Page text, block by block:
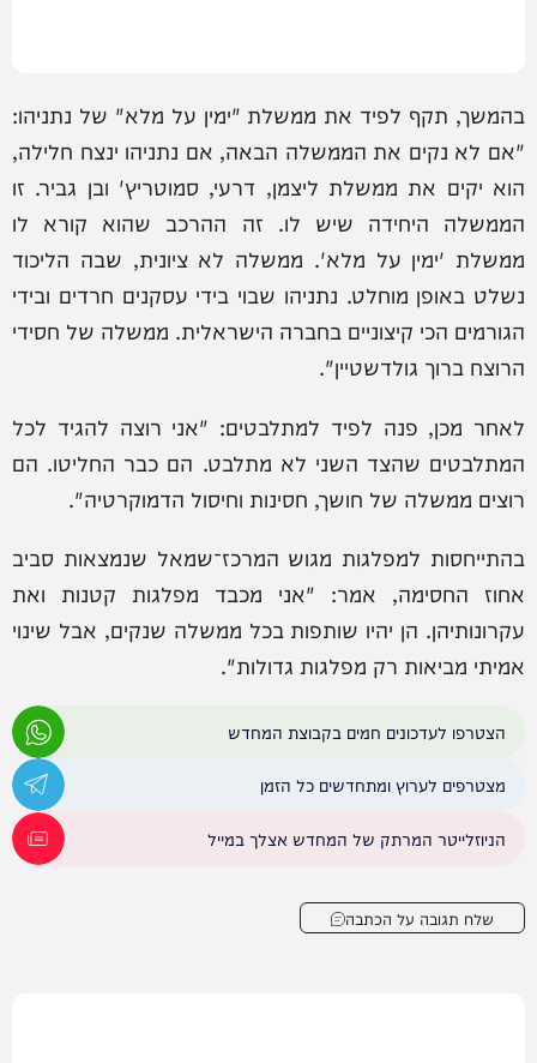
בהמשך, תקף לפיד את ממשלת "ימין על מלא" של נתניהו:
"אם לא נקים את הממשלה הבאה, אם נתניהו ינצח חלילה,
הוא יקים את ממשלת ליצמן, דרעי, סמוטריץ' ובן גביר. זו
הממשלה היחידה שיש לו. זה ההרכב שהוא קורא לו
ממשלת 'ימין על מלא'. ממשלה לא ציונית, שבה הליכוד
נשלט באופן מוחלט. נתניהו שבוי בידי עסקנים חרדים ובידי
הגורמים הכי קיצוניים בחברה הישראלית. ממשלה של חסידי
הרוצח ברוך גולדשטיין".
לאחר מכן, פנה לפיד למתלבטים: "אני רוצה להגיד לכל
המתלבטים שהצד השני לא מתלבט. הם כבר החליטו. הם
רוצים ממשלה של חושך, חסינות וחיסול הדמוקרטיה".
בהתייחסות למפלגות מגוש המרכז־שמאל שנמצאות סביב
אחוז החסימה, אמר: "אני מכבד מפלגות קטנות ואת
עקרונותיהן. הן יהיו שותפות בכל ממשלה שנקים, אבל שינוי
אמיתי מביאות רק מפלגות גדולות".
הצטרפו לעדכונים חמים בקבוצת המחדש
מצטרפים לערוץ ומתחדשים כל הזמן
הניוזלייטר המרתק של המחדש אצלך במייל
שלח תגובה על הכתבה